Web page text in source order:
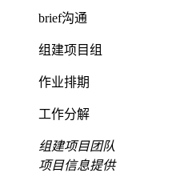
brief沟通
组建项目组
作业排期
工作分解
组建项目团队
项目信息提供